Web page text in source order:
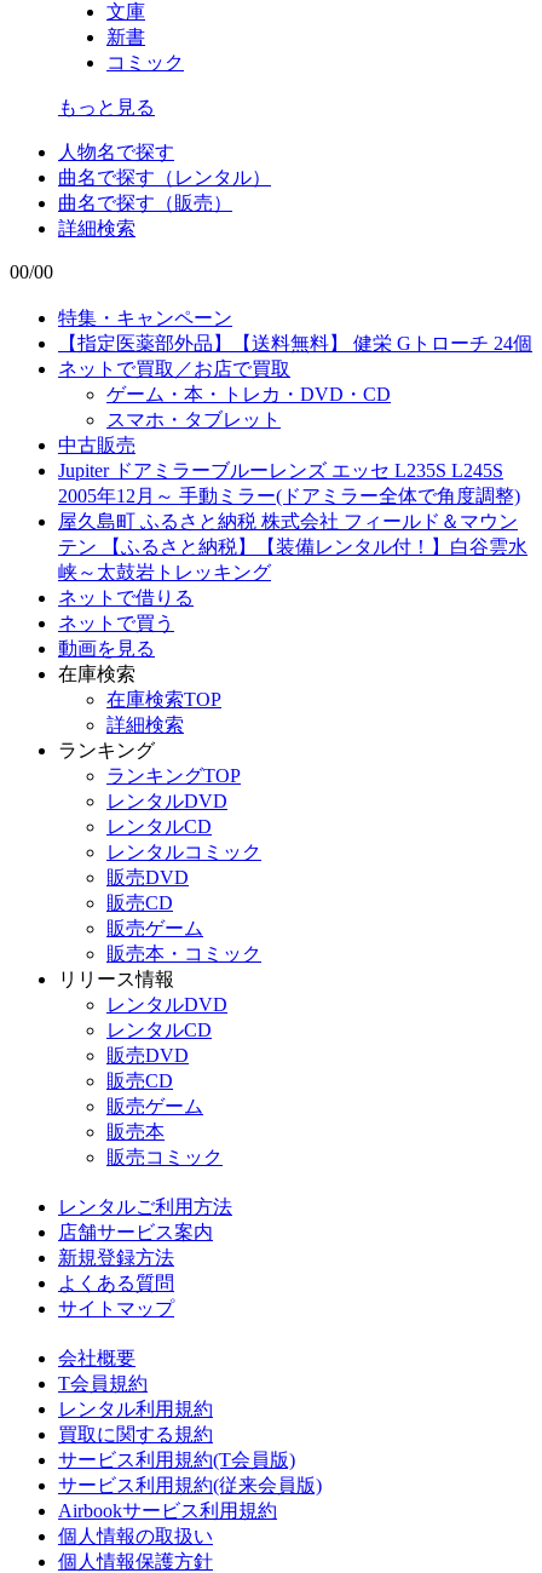
文庫
新書
コミック
もっと見る
人物名で探す
曲名で探す（レンタル）
曲名で探す（販売）
詳細検索
00/00
特集・キャンペーン
【指定医薬部外品】【送料無料】 健栄 Gトローチ 24個
ネットで買取／お店で買取
ゲーム・本・トレカ・DVD・CD
スマホ・タブレット
中古販売
Jupiter ドアミラーブルーレンズ エッセ L235S L245S
2005年12月～ 手動ミラー(ドアミラー全体で角度調整)
屋久島町 ふるさと納税 株式会社 フィールド＆マウン
テン 【ふるさと納税】【装備レンタル付！】白谷雲水
峡～太鼓岩トレッキング
ネットで借りる
ネットで買う
動画を見る
在庫検索
在庫検索TOP
詳細検索
ランキング
ランキングTOP
レンタルDVD
レンタルCD
レンタルコミック
販売DVD
販売CD
販売ゲーム
販売本・コミック
リリース情報
レンタルDVD
レンタルCD
販売DVD
販売CD
販売ゲーム
販売本
販売コミック
レンタルご利用方法
店舗サービス案内
新規登録方法
よくある質問
サイトマップ
会社概要
T会員規約
レンタル利用規約
買取に関する規約
サービス利用規約(T会員版)
サービス利用規約(従来会員版)
Airbookサービス利用規約
個人情報の取扱い
個人情報保護方針